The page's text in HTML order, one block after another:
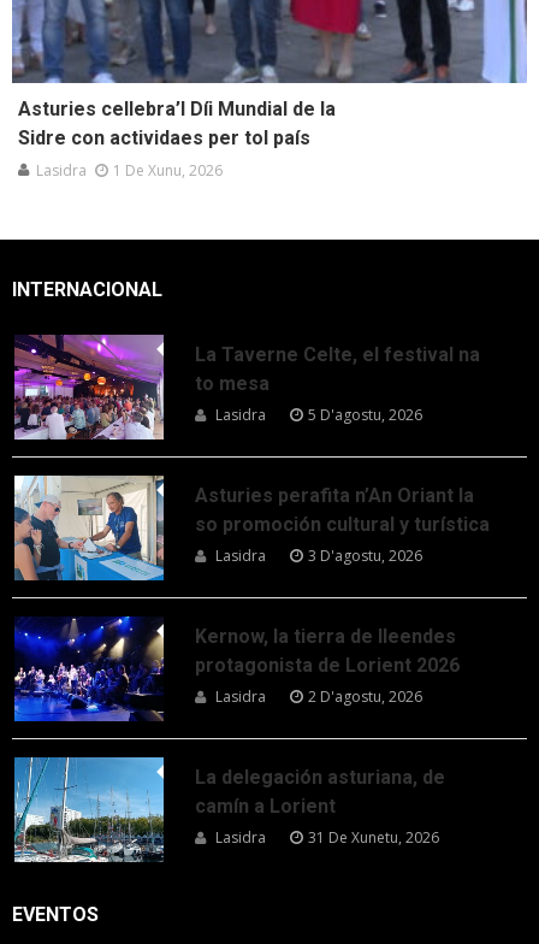
Asturies cellebra’l Díi Mundial de la
Sidre con actividaes per tol país
Lasidra 1 De Xunu, 2026
INTERNACIONAL
La Taverne Celte, el festival na
to mesa
Lasidra 5 D'agostu, 2026
Asturies perafita n’An Oriant la
so promoción cultural y turística
Lasidra 3 D'agostu, 2026
Kernow, la tierra de lleendes
protagonista de Lorient 2026
Lasidra 2 D'agostu, 2026
La delegación asturiana, de
camín a Lorient
Lasidra 31 De Xunetu, 2026
EVENTOS